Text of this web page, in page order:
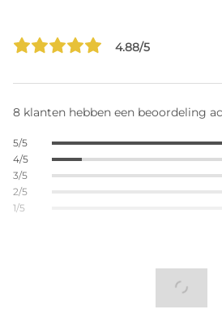
4.88/5
8 klanten hebben een beoordeling
5/5
4/5
3/5
2/5
1/5